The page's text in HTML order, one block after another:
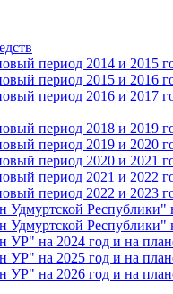
период 2014 и 2015
период 2015 и 2016
период 2016 и 2017
период 2018 и 2019
период 2019 и 2020
период 2020 и 2021
период 2021 и 2022
период 2022 и 2023
Республики"
Республики"
на 2024 год и на
на 2025 год и на
на 2026 год и на